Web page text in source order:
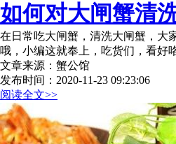
如何对大闸蟹清
在日常吃大闸蟹，清洗大闸蟹，大
哦，小编这就奉上，吃货们，看
文章来源：蟹公馆
发布时间：2020-11-23 09:23:06
阅读全文>>